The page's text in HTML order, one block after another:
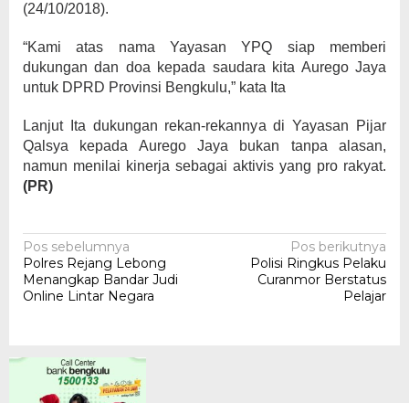
(24/10/2018).
“Kami atas nama Yayasan YPQ siap memberi
dukungan dan doa kepada saudara kita Aurego Jaya
untuk DPRD Provinsi Bengkulu,” kata Ita
Lanjut Ita dukungan rekan-rekannya di Yayasan Pijar
Qalsya kepada Aurego Jaya bukan tanpa alasan,
namun menilai kinerja sebagai aktivis yang pro rakyat.
(PR)
Navigasi
pos
Pos sebelumnya
Polres Rejang Lebong
Menangkap Bandar Judi
Online Lintar Negara
Pos berikutnya
Polisi Ringkus Pelaku
Curanmor Berstatus
Pelajar